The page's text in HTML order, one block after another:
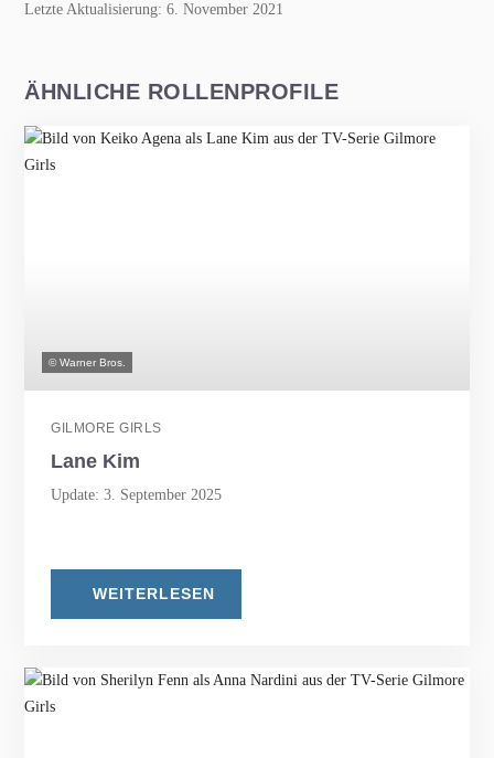
Letzte Aktualisierung: 6. November 2021
ÄHNLICHE ROLLENPROFILE
© Warner Bros.
GILMORE GIRLS
Lane Kim
Update: 3. September 2025
WEITERLESEN